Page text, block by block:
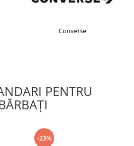
Converse
PENTRU
-23%